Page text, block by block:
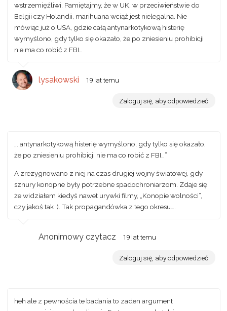
wstrzemięźliwi. Pamiętajmy, że w UK, w przeciwieństwie do
Belgii czy Holandii, marihuana wciąż jest nielegalna. Nie
mówiąc już o USA, gdzie całą antynarkotykową histerię
wymyślono, gdy tylko się okazało, że po zniesieniu prohibicji
nie ma co robić z FBI…
lysakowski 19 lat temu
Zaloguj się, aby odpowiedzieć
„..antynarkotykową histerię wymyślono, gdy tylko się okazało,
że po zniesieniu prohibicji nie ma co robić z FBI…”
A zrezygnowano z niej na czas drugiej wojny światowej, gdy
sznury konopne były potrzebne spadochroniarzom. Zdaje się
że widziałem kiedyś nawet urywki filmy, „Konopie wolności”,
czy jakoś tak :). Tak propagandówka z tego okresu….
Anonimowy czytacz 19 lat temu
Zaloguj się, aby odpowiedzieć
heh ale z pewnościa te badania to zaden argument